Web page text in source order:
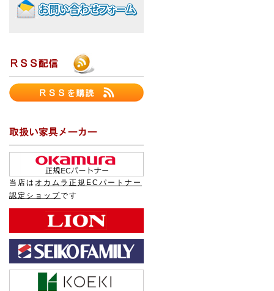
当店は オカムラ正規ECパートナー
認定ショップです